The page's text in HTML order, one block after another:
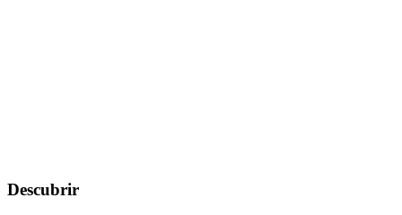
Descubrir